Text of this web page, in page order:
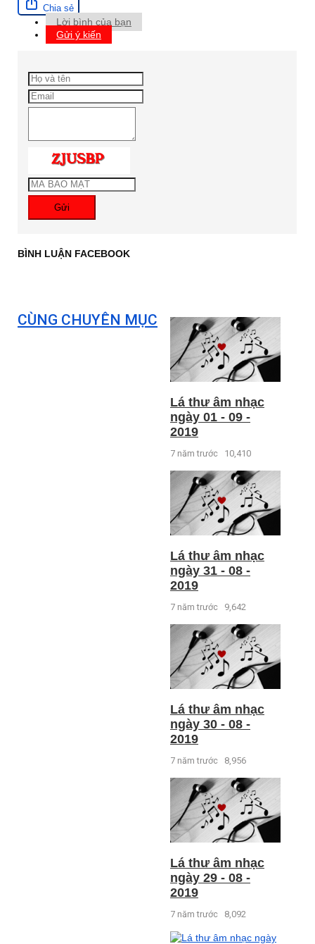
Chia sẻ
Lời bình của bạn
Gửi ý kiến
Gửi
BÌNH LUẬN FACEBOOK
CÙNG CHUYÊN MỤC
Lá thư âm nhạc
ngày 01 - 09 -
2019
7 năm trước 10,410
Lá thư âm nhạc
ngày 31 - 08 -
2019
7 năm trước 9,642
Lá thư âm nhạc
ngày 30 - 08 -
2019
7 năm trước 8,956
Lá thư âm nhạc
ngày 29 - 08 -
2019
7 năm trước 8,092